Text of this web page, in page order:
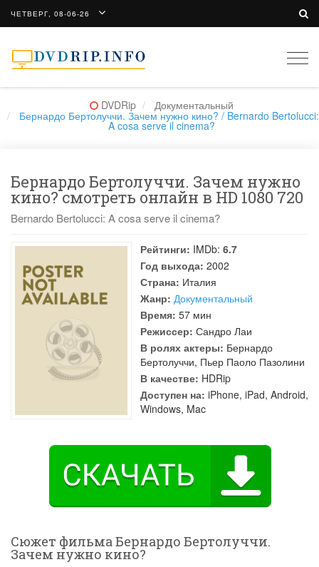
ЧЕТВЕРГ, 08-06-26
DVDRip Документальный
Бернардо Бертолуччи. Зачем нужно кино? / Bernardo Bertolucci:
A cosa serve il cinema?
Бернардо Бертолуччи. Зачем нужно
кино? смотреть онлайн в HD 1080 720
Bernardo Bertolucci: A cosa serve il cinema?
Рейтинги: IMDb: 6.7
Год выхода: 2002
Страна: Италия
Жанр: Документальный
Время: 57 мин
Режиссер: Сандро Лаи
В ролях актеры: Бернардо
Бертолуччи, Пьер Паоло Пазолини
В качестве: HDRip
Доступен на: iPhone, iPad, Android,
Windows, Mac
Сюжет фильма Бернардо Бертолуччи.
Зачем нужно кино?